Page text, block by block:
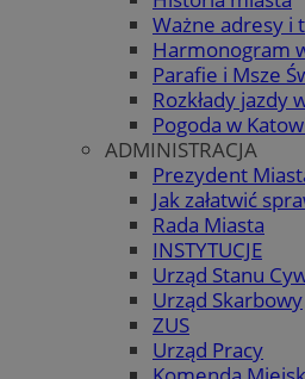
Ważne adresy i
Harmonogram
Parafie i Msze
Rozkłady jazdy
Pogoda w
ADMINISTRACJA
Prezydent
Jak załatwić
Rada Miasta
INSTYTUCJE
Urząd Stanu
Urząd Skarbowy
ZUS
Urząd Pracy